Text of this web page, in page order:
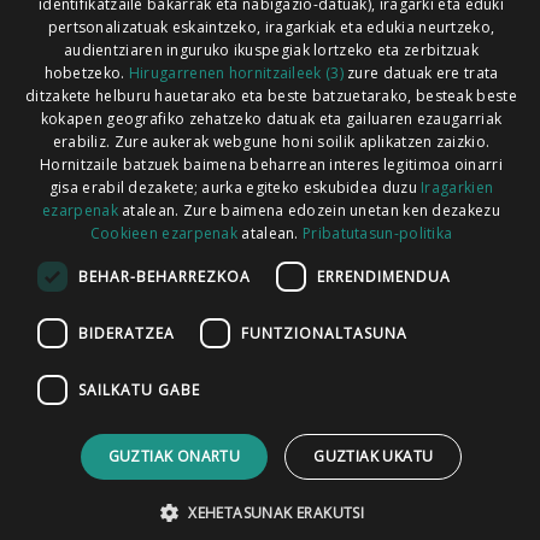
Codesyntaxek garatua
HONI BURUZ LEGE OHARRA PUBLIZITATEA
ARAUAK HARREMANETARAKO RSS
identifikatzaile bakarrak eta nabigazio-datuak), iragarki eta eduki
pertsonalizatuak eskaintzeko, iragarkiak eta edukia neurtzeko,
audientziaren inguruko ikuspegiak lortzeko eta zerbitzuak
hobetzeko. Hirugarrenen hornitzaileek (3)zure datuak ere trata
ditzakete helburu hauetarako eta beste batzuetarako, besteak beste
kokapen geografiko zehatzeko datuak eta gailuaren ezaugarriak
erabiliz. Zure aukerak webgune honi soilik aplikatzen zaizkio.
Hornitzaile batzuek baimena beharrean interes legitimoa oinarri
gisa erabil dezakete; aurka egiteko eskubidea duzu Iragarkien
ezarpenakatalean. Zure baimena edozein unetan ken dezakezu
Cookieen ezarpenak atalean. Pribatutasun-politika
BEHAR-BEHARREZKOA ERRENDIMENDUA
BIDERATZEA FUNTZIONALTASUNA
SAILKATU GABE
GUZTIAK ONARTU GUZTIAK UKATU
XEHETASUNAK ERAKUTSI